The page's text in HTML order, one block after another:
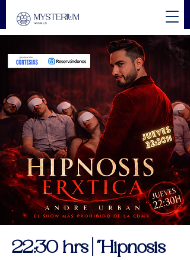
22:30 hrs | "Hipnosis